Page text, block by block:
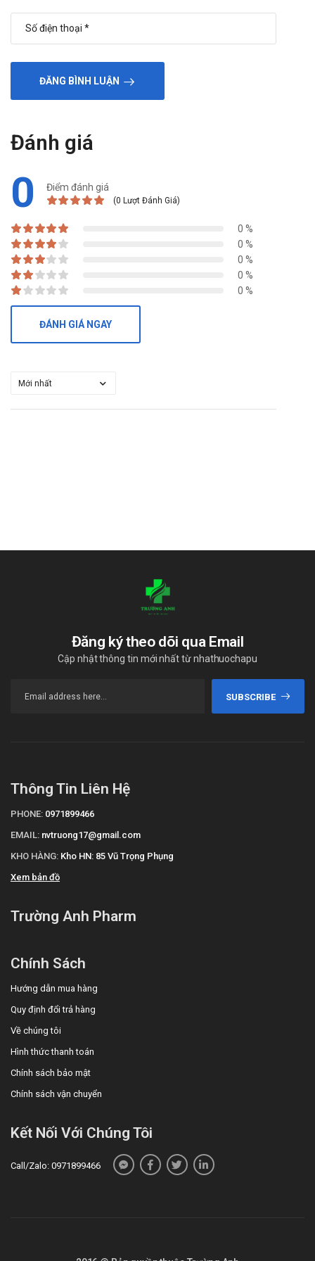
ĐĂNG BÌNH LUẬN
Đánh giá
0 Điểm đánh giá
(0 Lượt Đánh Giá)
0 %
0 %
0 %
0 %
0 %
ĐÁNH GIÁ NGAY
Đăng ký theo dõi qua Email
Cập nhật thông tin mới nhất từ nhathuochapu
SUBSCRIBE
Thông Tin Liên Hệ
PHONE: 0971899466
EMAIL: nvtruong17@gmail.com
KHO HÀNG: Kho HN: 85 Vũ Trọng Phụng
Xem bản đồ
Trường Anh Pharm
Chính Sách
Hướng dẫn mua hàng
Quy định đổi trả hàng
Về chúng tôi
Hình thức thanh toán
Chính sách bảo mật
Chính sách vận chuyển
Kết Nối Với Chúng Tôi
Call/Zalo: 0971899466